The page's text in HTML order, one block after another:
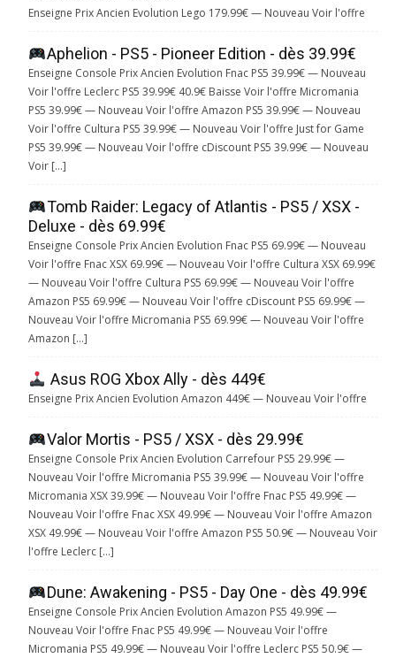
Enseigne Prix Ancien Evolution Lego 179.99€ — Nouveau Voir l'offre
Aphelion - PS5 - Pioneer Edition - dès 39.99€
Enseigne Console Prix Ancien Evolution Fnac PS5 39.99€ — Nouveau
Voir l'offre Leclerc PS5 39.99€ 40.9€ Baisse Voir l'offre Micromania
PS5 39.99€ — Nouveau Voir l'offre Amazon PS5 39.99€ — Nouveau
Voir l'offre Cultura PS5 39.99€ — Nouveau Voir l'offre Just for Game
PS5 39.99€ — Nouveau Voir l'offre cDiscount PS5 39.99€ — Nouveau
Voir […]
Tomb Raider: Legacy of Atlantis - PS5 / XSX -
Deluxe - dès 69.99€
Enseigne Console Prix Ancien Evolution Fnac PS5 69.99€ — Nouveau
Voir l'offre Fnac XSX 69.99€ — Nouveau Voir l'offre Cultura XSX 69.99€
— Nouveau Voir l'offre Cultura PS5 69.99€ — Nouveau Voir l'offre
Amazon PS5 69.99€ — Nouveau Voir l'offre cDiscount PS5 69.99€ —
Nouveau Voir l'offre Micromania PS5 69.99€ — Nouveau Voir l'offre
Amazon […]
Asus ROG Xbox Ally - dès 449€
Enseigne Prix Ancien Evolution Amazon 449€ — Nouveau Voir l'offre
Valor Mortis - PS5 / XSX - dès 29.99€
Enseigne Console Prix Ancien Evolution Carrefour PS5 29.99€ —
Nouveau Voir l'offre Micromania PS5 39.99€ — Nouveau Voir l'offre
Micromania XSX 39.99€ — Nouveau Voir l'offre Fnac PS5 49.99€ —
Nouveau Voir l'offre Fnac XSX 49.99€ — Nouveau Voir l'offre Amazon
XSX 49.99€ — Nouveau Voir l'offre Amazon PS5 50.9€ — Nouveau Voir
l'offre Leclerc […]
Dune: Awakening - PS5 - Day One - dès 49.99€
Enseigne Console Prix Ancien Evolution Amazon PS5 49.99€ —
Nouveau Voir l'offre Fnac PS5 49.99€ — Nouveau Voir l'offre
Micromania PS5 49.99€ — Nouveau Voir l'offre Leclerc PS5 50.9€ —